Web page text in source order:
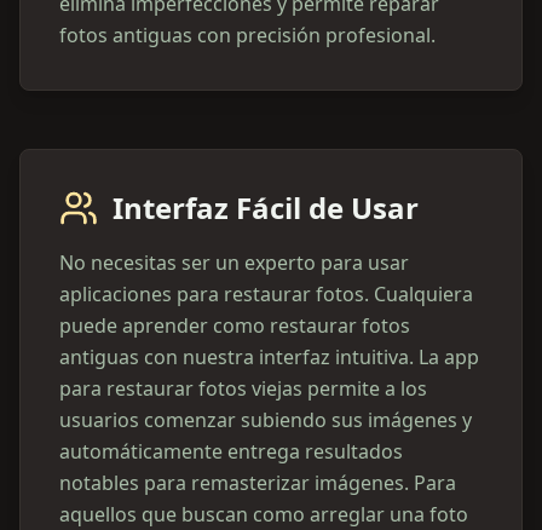
fotos antiguas con precisión profesional.
Interfaz Fácil de Usar
No necesitas ser un experto para usar
aplicaciones para restaurar fotos. Cualquiera
puede aprender como restaurar fotos
antiguas con nuestra interfaz intuitiva. La app
para restaurar fotos viejas permite a los
usuarios comenzar subiendo sus imágenes y
automáticamente entrega resultados
notables para remasterizar imágenes. Para
aquellos que buscan como arreglar una foto